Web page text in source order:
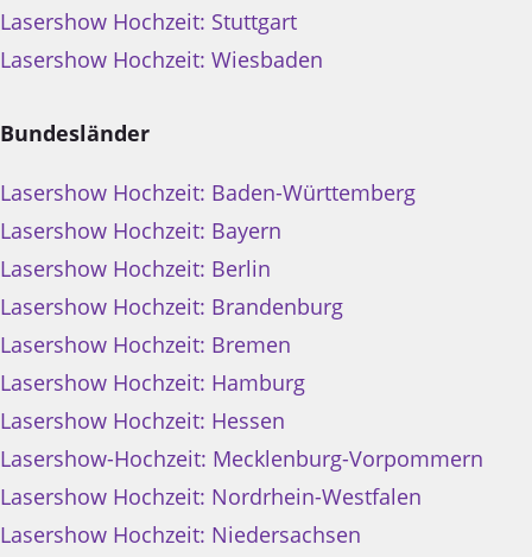
Lasershow Hochzeit: Stuttgart
Lasershow Hochzeit: Wiesbaden
Bundesländer
Lasershow Hochzeit: Baden-Württemberg
Lasershow Hochzeit: Bayern
Lasershow Hochzeit: Berlin
Lasershow Hochzeit: Brandenburg
Lasershow Hochzeit: Bremen
Lasershow Hochzeit: Hamburg
Lasershow Hochzeit: Hessen
Lasershow-Hochzeit: Mecklenburg-Vorpommern
Lasershow Hochzeit: Nordrhein-Westfalen
Lasershow Hochzeit: Niedersachsen